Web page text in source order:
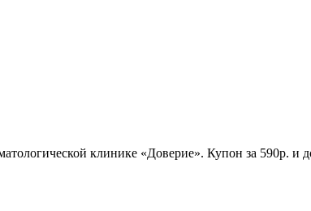
клинике «Доверие». Купон за 590р. и